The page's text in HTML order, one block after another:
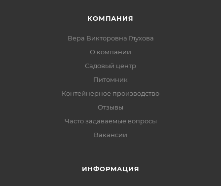
КОМПАНИЯ
Вера Викторовна Глухова
О компании
Садовый центр
Питомник
Контейнерное производство
Отзывы
Часто задаваемые вопросы
Вакансии
ИНФОРМАЦИЯ